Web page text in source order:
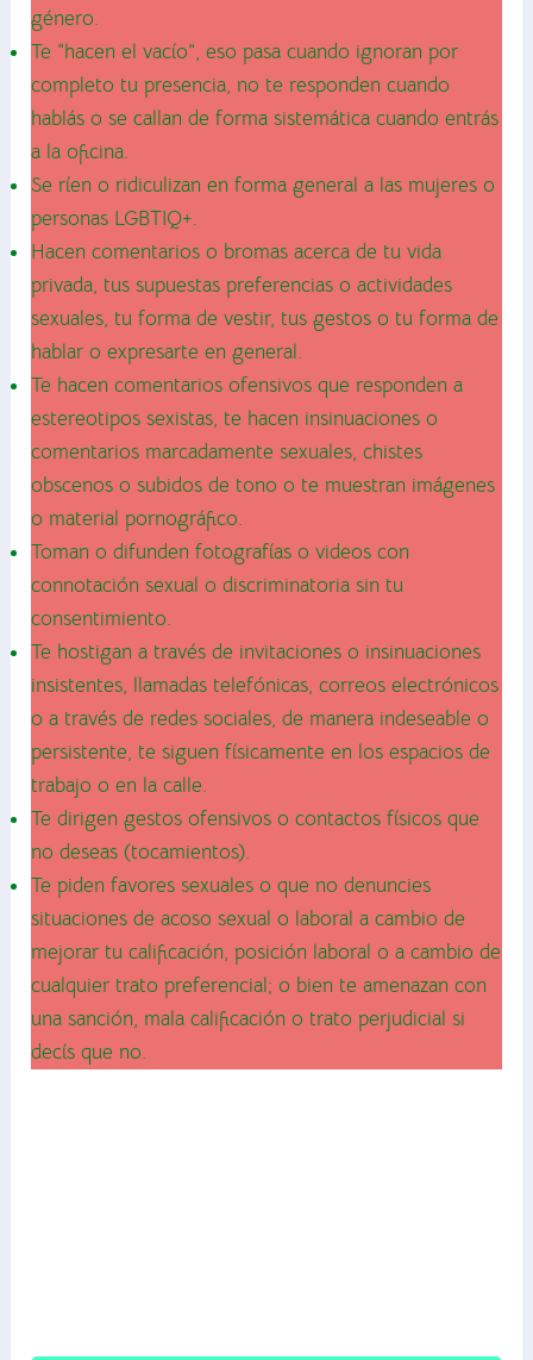
género.
Te “hacen el vacío”, eso pasa cuando ignoran por
completo tu presencia, no te responden cuando
hablás o se callan de forma sistemática cuando entrás
a la oficina.
Se ríen o ridiculizan en forma general a las mujeres o
personas LGBTIQ+.
Hacen comentarios o bromas acerca de tu vida
privada, tus supuestas preferencias o actividades
sexuales, tu forma de vestir, tus gestos o tu forma de
hablar o expresarte en general.
Te hacen comentarios ofensivos que responden a
estereotipos sexistas, te hacen insinuaciones o
comentarios marcadamente sexuales, chistes
obscenos o subidos de tono o te muestran imágenes
o material pornográfico.
Toman o difunden fotografías o videos con
connotación sexual o discriminatoria sin tu
consentimiento.
Te hostigan a través de invitaciones o insinuaciones
insistentes, llamadas telefónicas, correos electrónicos
o a través de redes sociales, de manera indeseable o
persistente, te siguen físicamente en los espacios de
trabajo o en la calle.
Te dirigen gestos ofensivos o contactos físicos que
no deseas (tocamientos).
Te piden favores sexuales o que no denuncies
situaciones de acoso sexual o laboral a cambio de
mejorar tu calificación, posición laboral o a cambio de
cualquier trato preferencial; o bien te amenazan con
una sanción, mala calificación o trato perjudicial si
decís que no.